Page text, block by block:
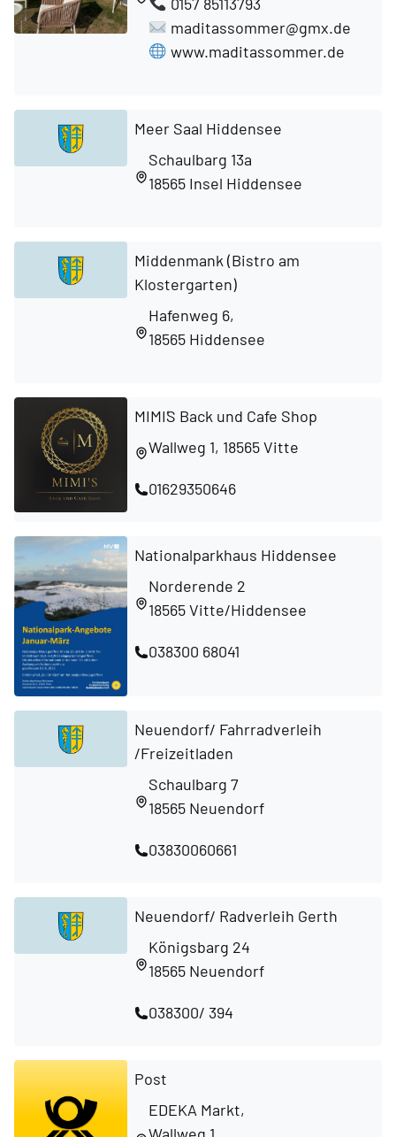
maditassommer@gmx.de
www.maditassommer.de
Meer Saal Hiddensee
Schaulbarg 13a
18565 Insel Hiddensee
Middenmank (Bistro am
Klostergarten)
Hafenweg 6,
18565 Hiddensee
MIMI´S Back und Cafe Shop
Wallweg 1, 18565 Vitte
01629350646
Nationalparkhaus Hiddensee
Norderende 2
18565 Vitte/Hiddensee
038300 68041
Neuendorf/ Fahrradverleih
/Freizeitladen
Schaulbarg 7
18565 Neuendorf
03830060661
Neuendorf/ Radverleih Gerth
Königsbarg 24
18565 Neuendorf
038300/ 394
Post
EDEKA Markt,